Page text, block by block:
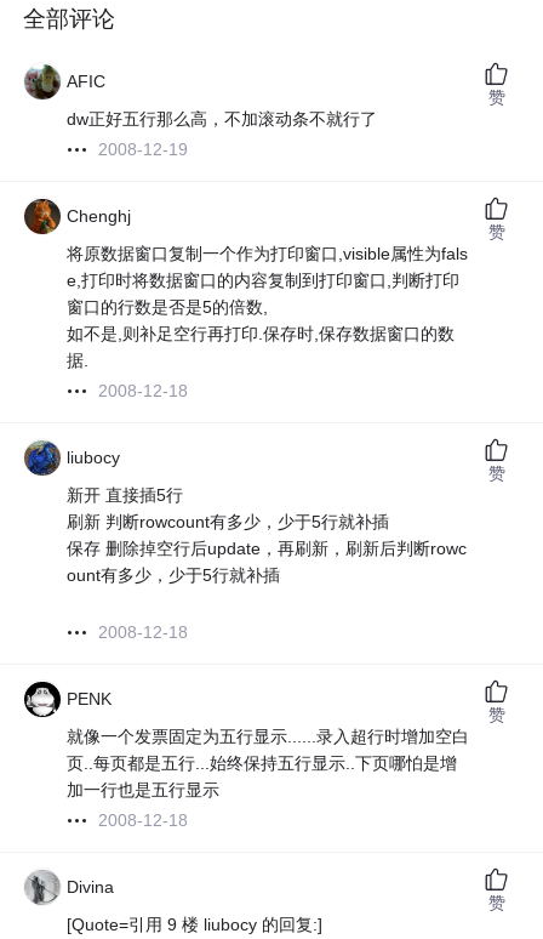
全部评论
AFIC
dw正好五行那么高，不加滚动条不就行了
2008-12-19
赞
Chenghj
将原数据窗口复制一个作为打印窗口,visible属性为fals
e,打印时将数据窗口的内容复制到打印窗口,判断打印
窗口的行数是否是5的倍数,
如不是,则补足空行再打印.保存时,保存数据窗口的数
据.
2008-12-18
赞
liubocy
新开 直接插5行
刷新 判断rowcount有多少，少于5行就补插
保存 删除掉空行后update，再刷新，刷新后判断rowc
ount有多少，少于5行就补插
2008-12-18
赞
PENK
就像一个发票固定为五行显示......录入超行时增加空白
页..每页都是五行...始终保持五行显示..下页哪怕是增
加一行也是五行显示
2008-12-18
赞
Divina
[Quote=引用 9 楼 liubocy 的回复:]
赞